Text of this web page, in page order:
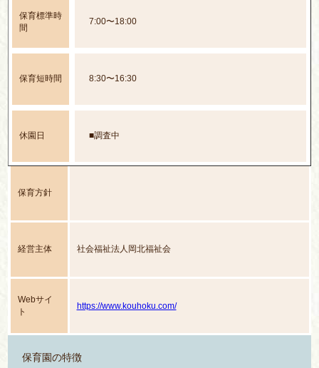
保育標準時
間
7:00〜18:00
保育短時間 8:30〜16:30
休園日 ■調査中
保育方針
経営主体 社会福祉法人岡北福祉会
Webサイ
ト
https://www.kouhoku.com/
保育園の特徴